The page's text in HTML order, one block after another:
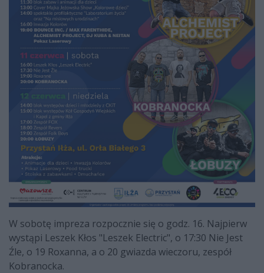
W sobotę impreza rozpocznie się o godz. 16. Najpierw
wystąpi Leszek Kłos "Leszek Electric", o 17:30 Nie Jest
Źle, o 19 Roxanna, a o 20 gwiazda wieczoru, zespół
Kobranocka.